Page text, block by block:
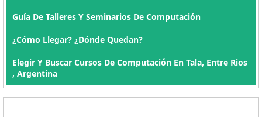
Guía De Talleres Y Seminarios De Computación
¿Cómo Llegar? ¿Dónde Quedan?
Elegir Y Buscar Cursos De Computación En Tala, Entre Rios
, Argentina